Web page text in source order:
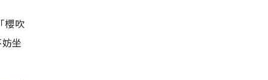
櫻吹
坐